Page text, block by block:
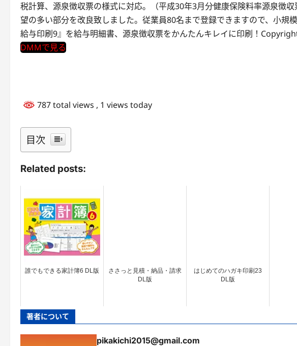
税計算、源泉徴収票の様式に対応。（平成30年3月分健康保険料率源泉徴収
望の多い部分を改良致しました。従業員80名まで登録できますので、小規
給与印刷9』を給与明細書、源泉徴収票をかんたんキレイに印刷！
DMMで見る
787 total views , 1 views today
目次
Related posts:
誰でもできる家計簿6 DL版
ささっと見積・納品・請求
DL版
はじめてのハガキ印刷23
DL版
著者について
pikakichi2015@gmail.com